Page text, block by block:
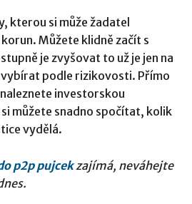
kterou si může žadatel
Můžete klidně začít s
je zvyšovat to už je jen na
vybírat podle rizikovosti. Přímo
investorskou
můžete snadno spočítat, kolik
vydělá.
p2p pujcekzajímá, neváhejte